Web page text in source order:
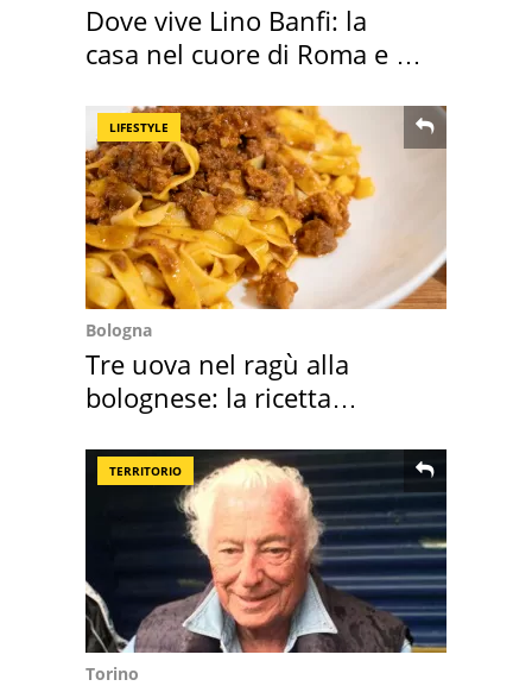
Dove vive Lino Banfi: la
casa nel cuore di Roma e i
LIFESTYLE
Bologna
Tre uova nel ragù alla
bolognese: la ricetta
TERRITORIO
Torino